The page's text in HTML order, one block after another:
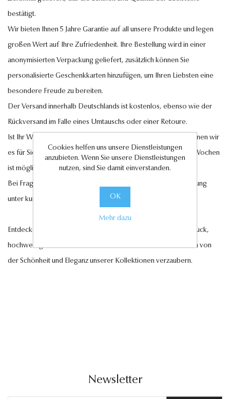
bestätigt.
Wir bieten Ihnen 5 Jahre Garantie auf all unsere Produkte und legen
großen Wert auf Ihre Zufriedenheit. Ihre Bestellung wird in einer
anonymisierten Verpackung geliefert, zusätzlich können Sie
personalisierte Geschenkkarten hinzufügen, um Ihren Liebsten eine
besondere Freude zu bereiten.
Der Versand innerhalb Deutschlands ist kostenlos, ebenso wie der
Rückversand im Falle eines Umtauschs oder einer Retoure.
Ist Ihr Wunschschmuckstück nicht auf Lager? Auf Anfrage können wir
es für Sie anfertigen lassen. Eine Lieferung innerhalb von 6-7 Wochen
ist möglich.
Bei Fragen steht Ihnen unser Kundenservice gerne zur Verfügung
unter kundenservice@antwerp-diamonds.de.
Entdecken Sie jetzt unsere exquisite Auswahl an Diamantschmuck,
hochwertigen Edelsteinen und edlen Perlen und lassen Sie sich von
der Schönheit und Eleganz unserer Kollektionen verzaubern.
Newsletter
Cookies helfen uns unsere Dienstleistungen
anzubieten. Wenn Sie unsere Dienstleistungen
nutzen, sind Sie damit einverstanden.
OK
Mehr dazu